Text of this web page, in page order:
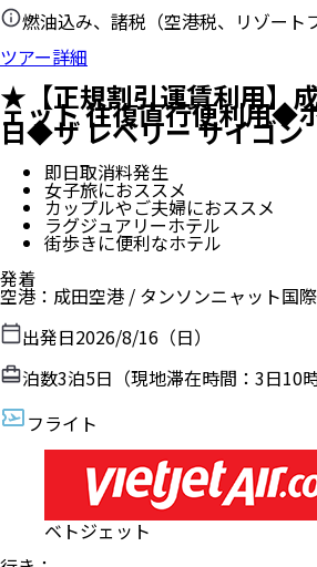
燃油込み、諸税（空港税、リゾート
ツアー詳細
★【正規割引運賃利用】
ェット 往復直行便利用◆
日◆ザ レベリー サイゴン
即日取消料発生
女子旅におススメ
カップルやご夫婦におススメ
ラグジュアリーホテル
街歩きに便利なホテル
発着
空港 ： 成田空港 / タンソンニャット国
出発日2026/8/16（日）
泊数3泊5日（現地滞在時間： 3日10
フライト
ベトジェット